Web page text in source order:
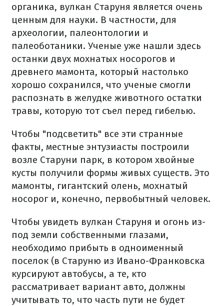
органика, вулкан Старуня является очень
ценным для науки. В частности, для
археологии, палеонтологии и
палеоботаники. Ученые уже нашли здесь
останки двух мохнатых носорогов и
древнего мамонта, который настолько
хорошо сохранился, что ученые смогли
распознать в желудке животного остатки
травы, которую тот съел перед гибелью.
Чтобы "подсветить" все эти странные
факты, местные энтузиасты построили
возле Старуни парк, в котором хвойные
кусты получили формы живых существ. Это
мамонты, гигантский олень, мохнатый
носорог и, конечно, первобытный человек.
Чтобы увидеть вулкан Старуня и огонь из-
под земли собственными глазами,
необходимо прибыть в одноименный
поселок (в Старуню из Ивано-Франковска
курсируют автобусы, а те, кто
рассматривает вариант авто, должны
учитывать то, что часть пути не будет